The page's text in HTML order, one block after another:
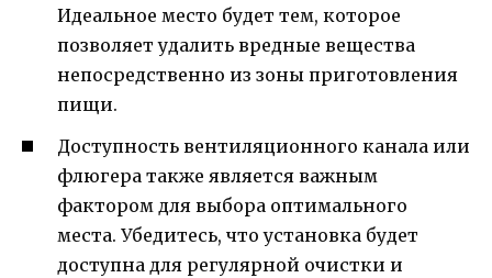
Идеальное место будет тем, которое
позволяет удалить вредные вещества
непосредственно из зоны приготовления
пищи.
Доступность вентиляционного канала или
флюгера также является важным
фактором для выбора оптимального
места. Убедитесь, что установка будет
доступна для регулярной очистки и